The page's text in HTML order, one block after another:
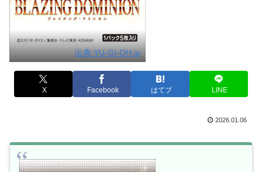
出典:YU-GI-OH.jp
X Facebook はてブ LINE
2026.01.06